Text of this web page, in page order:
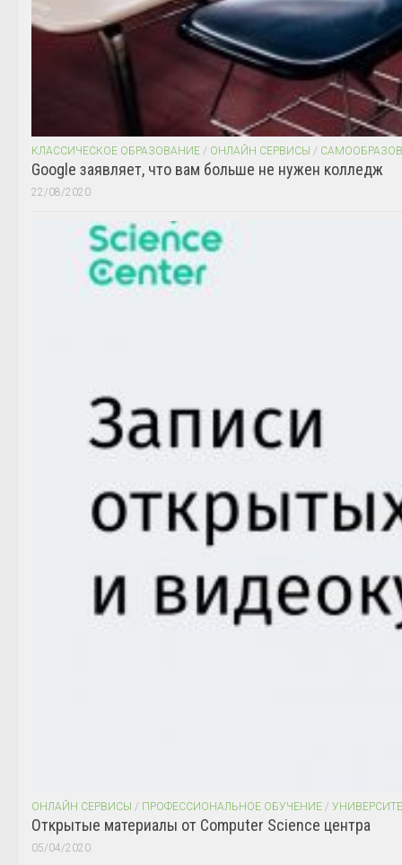
КЛАССИЧЕСКОЕ ОБРАЗОВАНИЕ / ОНЛАЙН СЕРВИСЫ /
Google заявляет, что вам больше не нужен колледж
22/08/2020
ОНЛАЙН СЕРВИСЫ / ПРОФЕССИОНАЛЬНОЕ ОБУЧЕНИЕ /
Открытые материалы от Computer Science центра
05/04/2020